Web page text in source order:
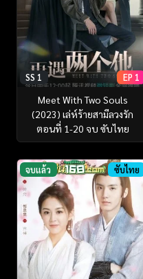
SS 1 EP 1
Meet With Two Souls
(2023) เล่ห์ร้ายสามีลวงรัก
ตอนที่ 1-20 จบ ซับไทย
จบแล้ว ซับไทย